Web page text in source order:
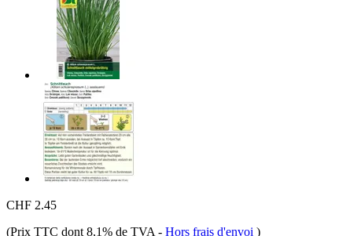
CHF 2.45
(Prix TTC dont 8,1% de TVA - Hors frais d'envoi )